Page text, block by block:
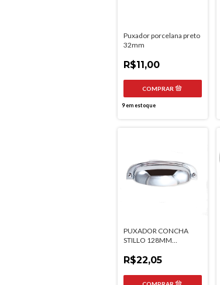
Puxador porcelana preto
32mm
R$11,00
9em estoque
PUXADOR CONCHA
STILLO 128MM
R$22,05